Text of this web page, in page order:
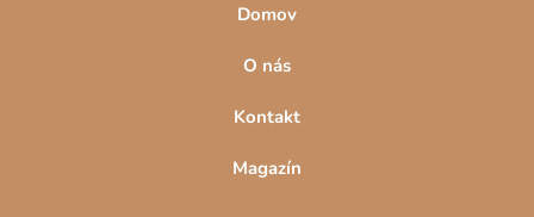
Domov
O nás
Kontakt
Magazín